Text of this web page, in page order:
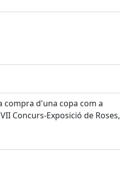
compra d'una copa com a
Concurs-Exposició de Roses,